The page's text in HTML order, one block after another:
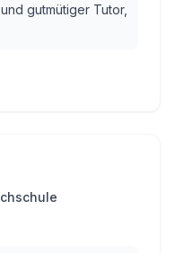
gutmütiger Tutor,